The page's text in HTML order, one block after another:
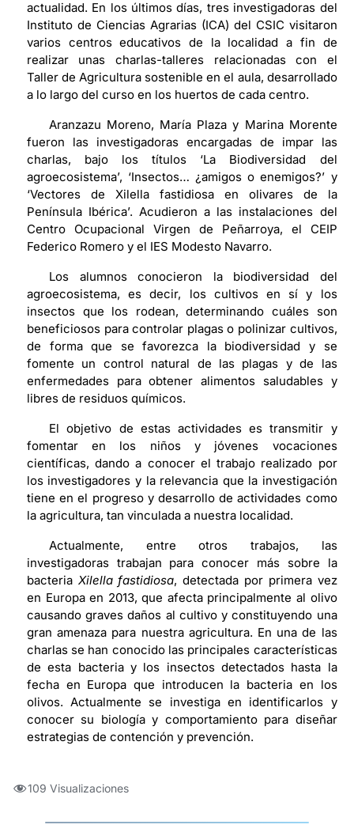
actualidad. En los últimos días, tres investigadoras del
Instituto de Ciencias Agrarias (ICA) del CSIC visitaron
varios centros educativos de la localidad a fin de
realizar unas charlas-talleres relacionadas con el
Taller de Agricultura sostenible en el aula, desarrollado
a lo largo del curso en los huertos de cada centro.
Aranzazu Moreno, María Plaza y Marina Morente
fueron las investigadoras encargadas de impar las
charlas, bajo los títulos ‘La Biodiversidad del
agroecosistema’, ‘Insectos… ¿amigos o enemigos?’ y
‘Vectores de Xilella fastidiosa en olivares de la
Península Ibérica’. Acudieron a las instalaciones del
Centro Ocupacional Virgen de Peñarroya, el CEIP
Federico Romero y el IES Modesto Navarro.
Los alumnos conocieron la biodiversidad del
agroecosistema, es decir, los cultivos en sí y los
insectos que los rodean, determinando cuáles son
beneficiosos para controlar plagas o polinizar cultivos,
de forma que se favorezca la biodiversidad y se
fomente un control natural de las plagas y de las
enfermedades para obtener alimentos saludables y
libres de residuos químicos.
El objetivo de estas actividades es transmitir y
fomentar en los niños y jóvenes vocaciones
científicas, dando a conocer el trabajo realizado por
los investigadores y la relevancia que la investigación
tiene en el progreso y desarrollo de actividades como
la agricultura, tan vinculada a nuestra localidad.
Actualmente, entre otros trabajos, las
investigadoras trabajan para conocer más sobre la
bacteria Xilella fastidiosa, detectada por primera vez
en Europa en 2013, que afecta principalmente al olivo
causando graves daños al cultivo y constituyendo una
gran amenaza para nuestra agricultura. En una de las
charlas se han conocido las principales características
de esta bacteria y los insectos detectados hasta la
fecha en Europa que introducen la bacteria en los
olivos. Actualmente se investiga en identificarlos y
conocer su biología y comportamiento para diseñar
estrategias de contención y prevención.
109 Visualizaciones